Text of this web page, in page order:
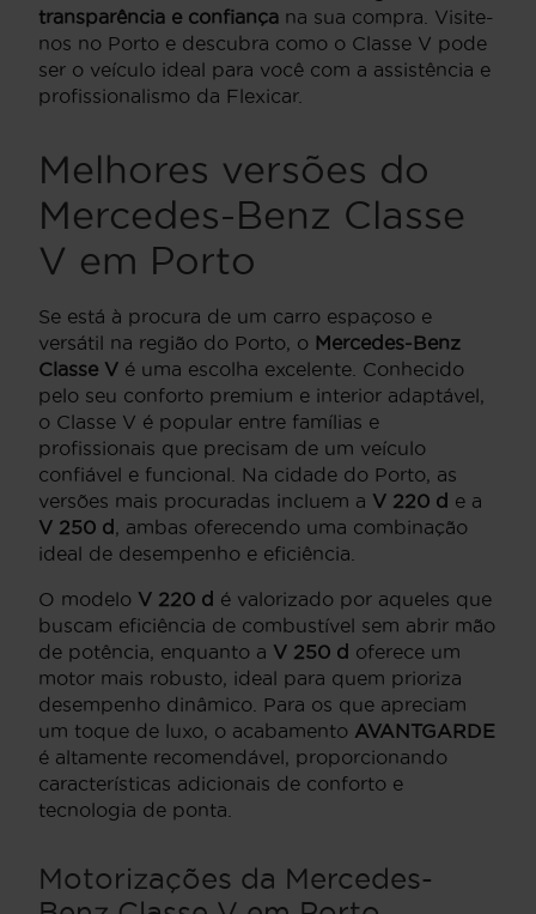
transparência e confiança na sua compra. Visite-
nos no Porto e descubra como o Classe V pode
ser o veículo ideal para você com a assistência e
profissionalismo da Flexicar.
Melhores versões do
Mercedes-Benz Classe
V em Porto
Se está à procura de um carro espaçoso e
versátil na região do Porto, o Mercedes-Benz
Classe V é uma escolha excelente. Conhecido
pelo seu conforto premium e interior adaptável,
o Classe V é popular entre famílias e
profissionais que precisam de um veículo
confiável e funcional. Na cidade do Porto, as
versões mais procuradas incluem a V 220 d e a
V 250 d , ambas oferecendo uma combinação
ideal de desempenho e eficiência.
O modelo V 220 d é valorizado por aqueles que
buscam eficiência de combustível sem abrir mão
de potência, enquanto a V 250 d oferece um
motor mais robusto, ideal para quem prioriza
desempenho dinâmico. Para os que apreciam
um toque de luxo, o acabamento AVANTGARDE
é altamente recomendável, proporcionando
características adicionais de conforto e
tecnologia de ponta.
Motorizações da Mercedes-